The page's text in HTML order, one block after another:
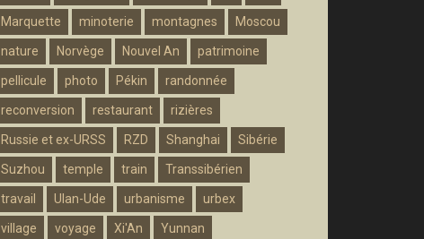
Marquette minoterie montagnes Moscou
nature Norvège Nouvel An patrimoine
pellicule photo Pékin randonnée
reconversion restaurant rizières
Russie et ex-URSS RZD Shanghai Sibérie
Suzhou temple train Transsibérien
travail Ulan-Ude urbanisme urbex
village voyage Xi'An Yunnan